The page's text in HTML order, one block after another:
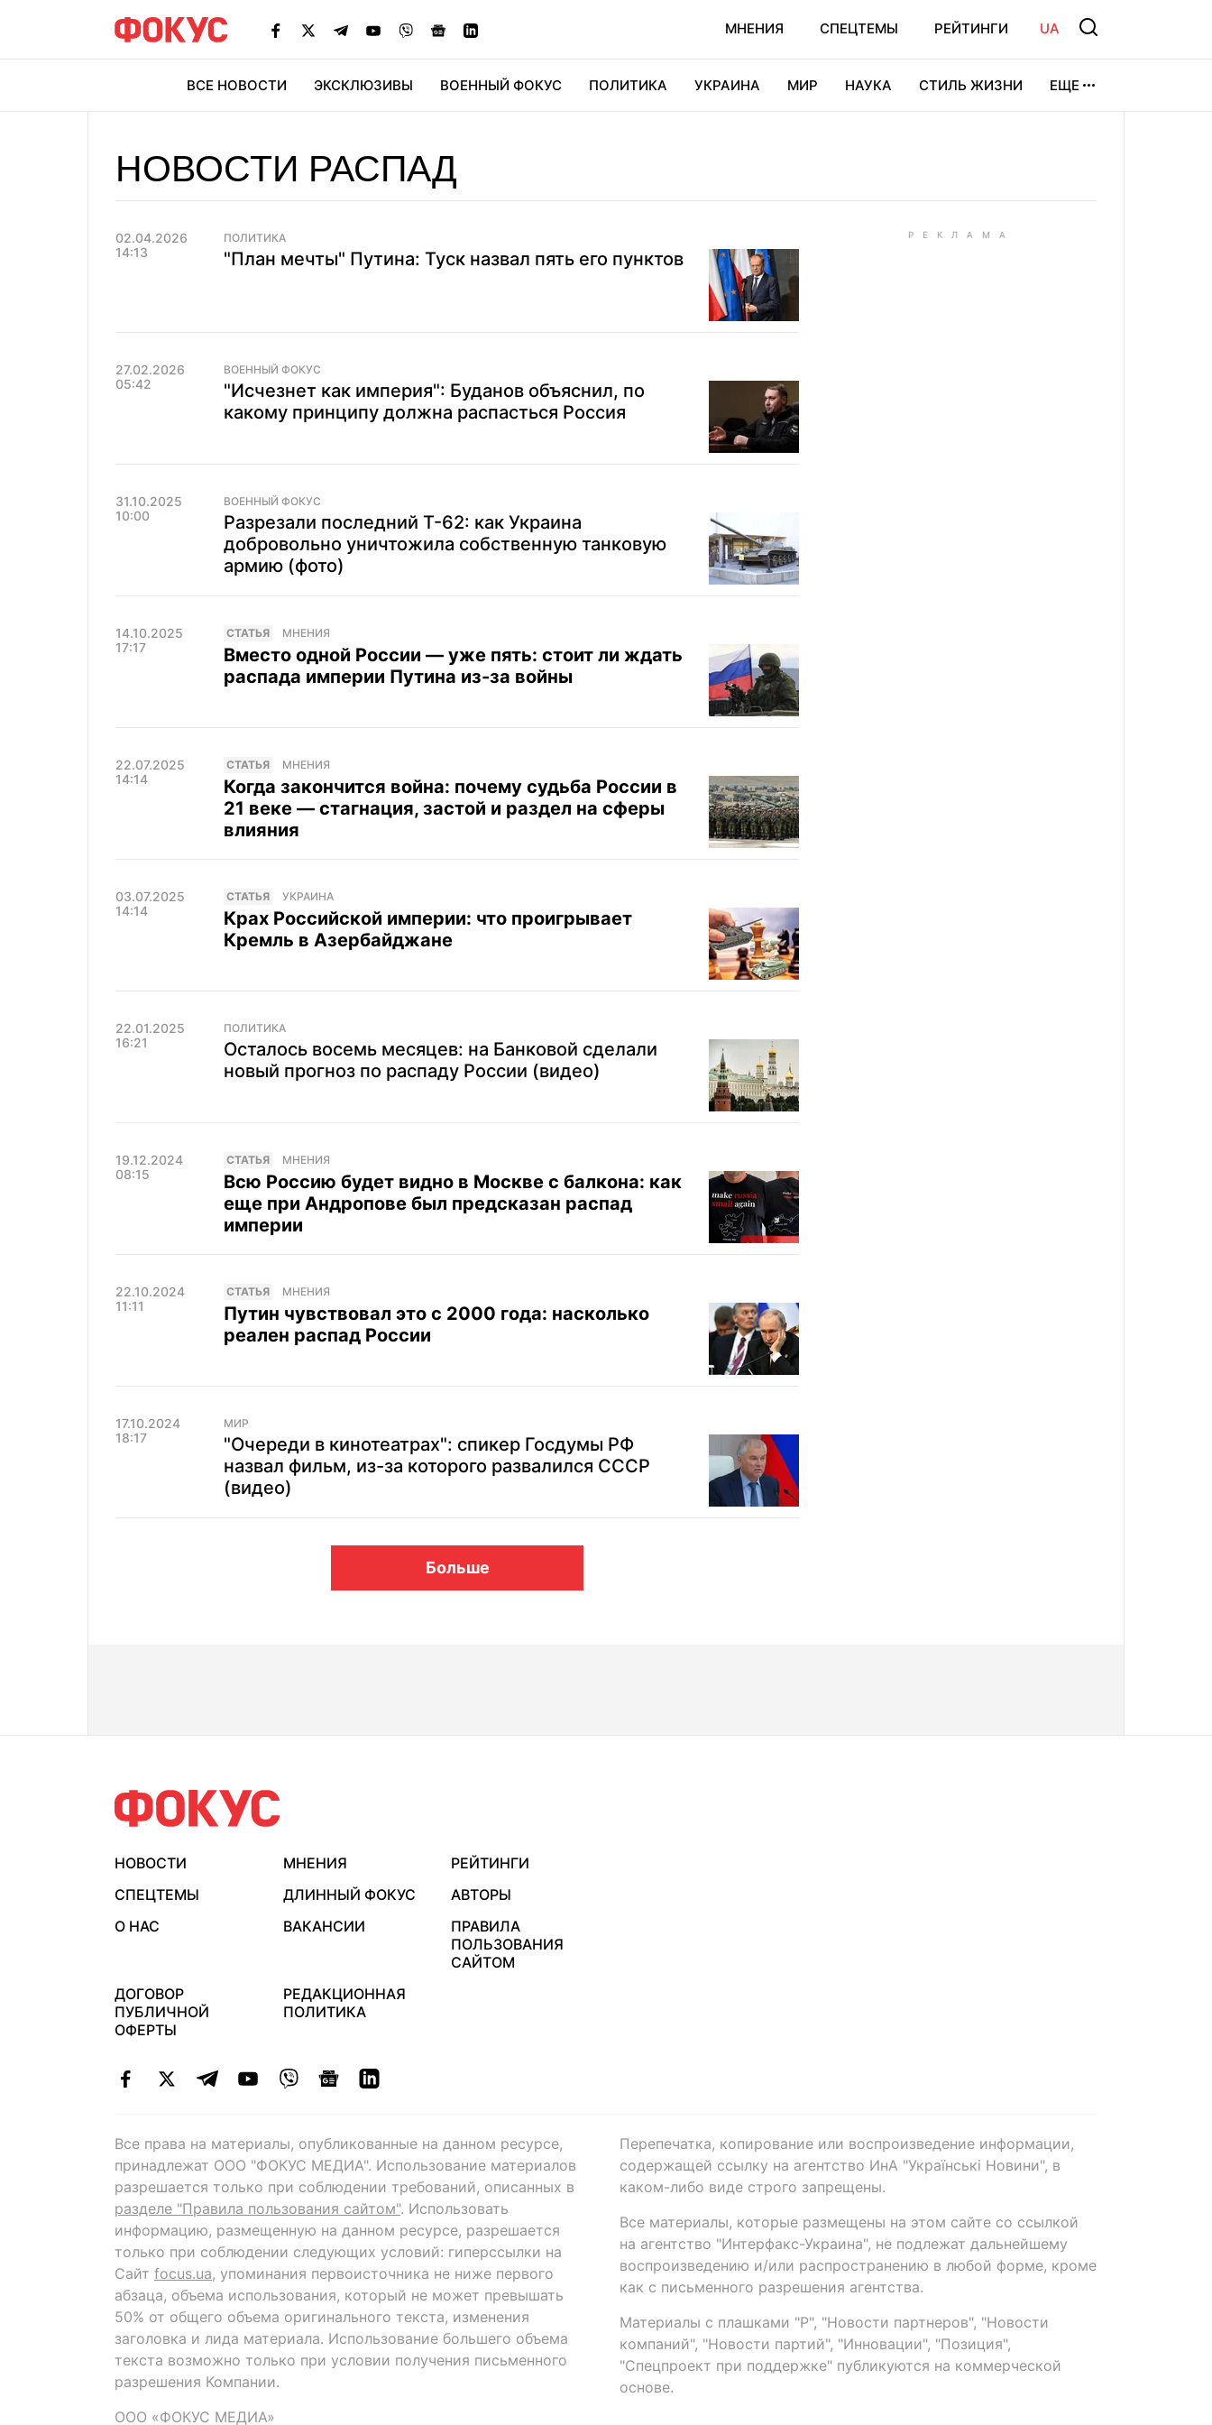
МНЕНИЯ СПЕЦТЕМЫ РЕЙТИНГИ UA
ВСЕ НОВОСТИ ЭКСКЛЮЗИВЫ ВОЕННЫЙ ФОКУС ПОЛИТИКА УКРАИНА МИР НАУКА СТИЛЬ ЖИЗНИ ЕЩЕ
НОВОСТИ РАСПАД
02.04.2026
14:13
ПОЛИТИКА
"План мечты" Путина: Туск назвал пять его пунктов
27.02.2026
05:42
ВОЕННЫЙ ФОКУС
"Исчезнет как империя": Буданов объяснил, по
какому принципу должна распасться Россия
31.10.2025
10:00
ВОЕННЫЙ ФОКУС
Разрезали последний Т-62: как Украина
добровольно уничтожила собственную танковую
армию (фото)
14.10.2025
17:17
CТАТЬЯ МНЕНИЯ
Вместо одной России — уже пять: стоит ли ждать
распада империи Путина из-за войны
22.07.2025
14:14
CТАТЬЯ МНЕНИЯ
Когда закончится война: почему судьба России в
21 веке — стагнация, застой и раздел на сферы
влияния
03.07.2025
14:14
CТАТЬЯ УКРАИНА
Крах Российской империи: что проигрывает
Кремль в Азербайджане
22.01.2025
16:21
ПОЛИТИКА
Осталось восемь месяцев: на Банковой сделали
новый прогноз по распаду России (видео)
19.12.2024
08:15
CТАТЬЯ МНЕНИЯ
Всю Россию будет видно в Москве с балкона: как
еще при Андропове был предсказан распад
империи
22.10.2024
11:11
CТАТЬЯ МНЕНИЯ
Путин чувствовал это с 2000 года: насколько
реален распад России
17.10.2024
18:17
МИР
"Очереди в кинотеатрах": спикер Госдумы РФ
назвал фильм, из-за которого развалился СССР
(видео)
Больше
НОВОСТИ МНЕНИЯ
РЕЙТИНГИ
СПЕЦТЕМЫ
ДЛИННЫЙ ФОКУС
АВТОРЫ
О НАС
ВАКАНСИИ
ПРАВИЛА
ПОЛЬЗОВАНИЯ
САЙТОМ
ДОГОВОР
ПУБЛИЧНОЙ
ОФЕРТЫ
РЕДАКЦИОННАЯ
ПОЛИТИКА
Все права на материалы, опубликованные на данном ресурсе,
принадлежат ООО "ФОКУС МЕДИА". Использование материалов
разрешается только при соблюдении требований, описанных в
разделе "Правила пользования сайтом". Использовать
информацию, размещенную на данном ресурсе, разрешается
только при соблюдении следующих условий: гиперссылки на
Сайт focus.ua, упоминания первоисточника не ниже первого
абзаца, объема использования, который не может превышать
50% от общего объема оригинального текста, изменения
заголовка и лида материала. Использование большего объема
текста возможно только при условии получения письменного
разрешения Компании.
ООО «ФОКУС МЕДИА»
Перепечатка, копирование или воспроизведение информации,
содержащей ссылку на агентство ИнА "Українські Новини", в
каком-либо виде строго запрещены.
Все материалы, которые размещены на этом сайте со ссылкой
на агентство "Интерфакс-Украина", не подлежат дальнейшему
воспроизведению и/или распространению в любой форме, кроме
как с письменного разрешения агентства.
Материалы с плашками "Р", "Новости партнеров", "Новости
компаний", "Новости партий", "Инновации", "Позиция",
"Спецпроект при поддержке" публикуются на коммерческой
основе.